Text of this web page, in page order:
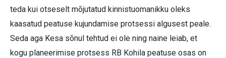
teda kui otseselt mõjutatud kinnistuomanikku oleks
kaasatud peatuse kujundamise protsessi algusest peale.
Seda aga Kesa sõnul tehtud ei ole ning naine leiab, et
kogu planeerimise protsess RB Kohila peatuse osas on